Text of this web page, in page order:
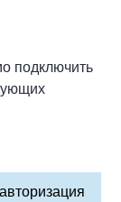
подключить